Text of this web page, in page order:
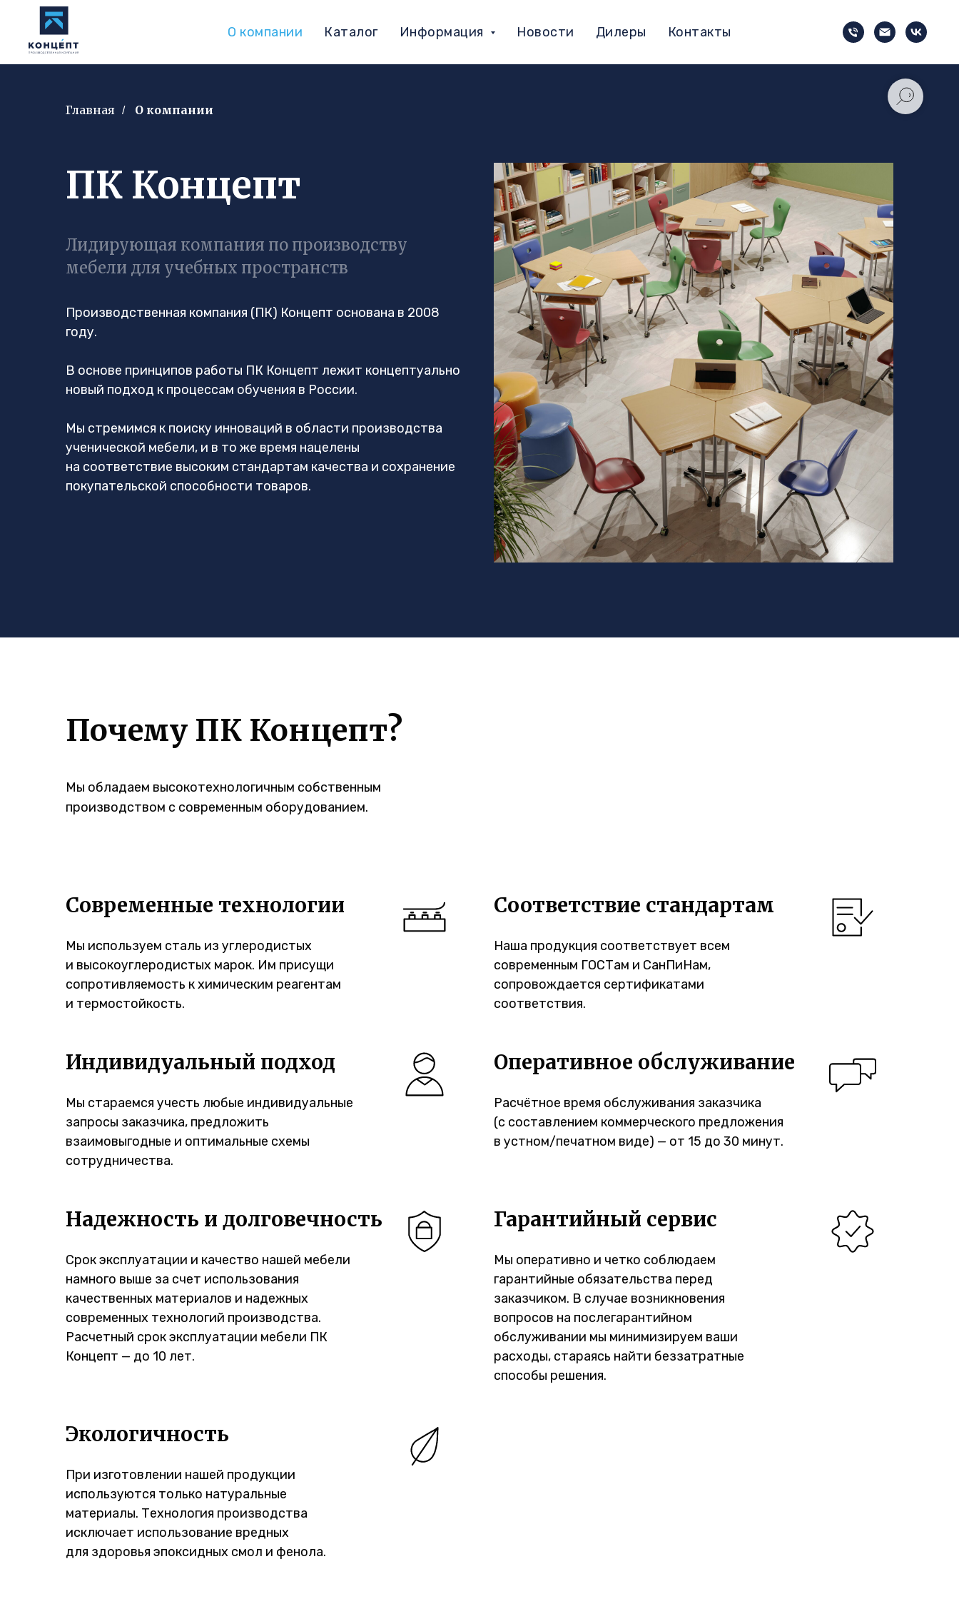
О компании Каталог Информация Новости Дилеры Контакты
Главная / О компании
ПК Концепт
Лидирующая компания по производству
мебели для учебных пространств
Производственная компания (ПК) Концепт основана в 2008
году.
В основе принципов работы ПК Концепт лежит концептуально
новый подход к процессам обучения в России.
Мы стремимся к поиску инноваций в области производства
ученической мебели, и в то же время нацелены
на соответствие высоким стандартам качества и сохранение
покупательской способности товаров.
Почему ПК Концепт?
Мы обладаем высокотехнологичным собственным
производством с современным оборудованием.
Современные технологии
Мы используем сталь из углеродистых
и высокоуглеродистых марок. Им присущи
сопротивляемость к химическим реагентам
и термостойкость.
Соответствие стандартам
Наша продукция соответствует всем
современным ГОСТам и СанПиНам,
сопровождается сертификатами
соответствия.
Индивидуальный подход
Мы стараемся учесть любые индивидуальные
запросы заказчика, предложить
взаимовыгодные и оптимальные схемы
сотрудничества.
Оперативное обслуживание
Расчётное время обслуживания заказчика
(с составлением коммерческого предложения
в устном/печатном виде) — от 15 до 30 минут.
Надежность и долговечность
Срок эксплуатации и качество нашей мебели
намного выше за счет использования
качественных материалов и надежных
современных технологий производства.
Расчетный срок эксплуатации мебели ПК
Концепт — до 10 лет.
Гарантийный сервис
Мы оперативно и четко соблюдаем
гарантийные обязательства перед
заказчиком. В случае возникновения
вопросов на послегарантийном
обслуживании мы минимизируем ваши
расходы, стараясь найти беззатратные
способы решения.
Экологичность
При изготовлении нашей продукции
используются только натуральные
материалы. Технология производства
исключает использование вредных
для здоровья эпоксидных смол и фенола.